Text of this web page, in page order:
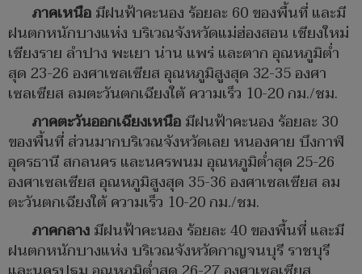
ภาคเหนือมีฝนฟ้าคะนอง ร้อยละ 60 ของพื้นที่ และมี
ฝนตกหนักบางแห่ง บริเวณจังหวัดแม่ฮ่องสอน เชียงใหม่
เชียงราย ลำปาง พะเยา น่าน แพร่ และตาก อุณหภูมิต่ำ
สุด 23-26 องศาเซลเซียส อุณหภูมิสูงสุด 32-35 องศา
เซลเซียส ลมตะวันตกเฉียงใต้ ความเร็ว 10-20 กม./ชม.
ภาคตะวันออกเฉียงเหนือมีฝนฟ้าคะนอง ร้อยละ 30
ของพื้นที่ ส่วนมากบริเวณจังหวัดเลย หนองคาย บึงกาฬ
อุดรธานี สกลนคร และนครพนม อุณหภูมิต่ำสุด 25-26
องศาเซลเซียส อุณหภูมิสูงสุด 35-36 องศาเซลเซียส ลม
ตะวันตกเฉียงใต้ ความเร็ว 10-20 กม./ชม.
ภาคกลางมีฝนฟ้าคะนอง ร้อยละ 40 ของพื้นที่ และมี
ฝนตกหนักบางแห่ง บริเวณจังหวัดกาญจนบุรี ราชบุรี